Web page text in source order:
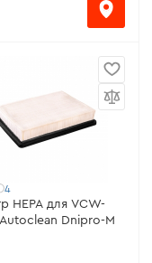
4
HEPA для VCW-
Dnipro-M